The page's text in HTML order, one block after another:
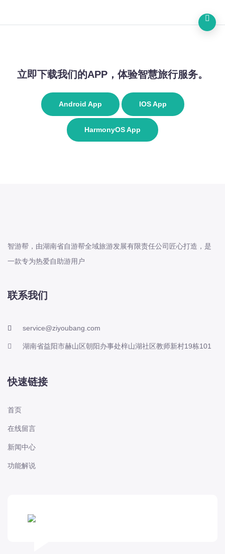
立即下载我们的APP，体验智慧旅行服务。
Android App IOS App
HarmonyOS App
智游帮，由湖南省自游帮全域旅游发展有限责任公司匠心打造，是
一款专为热爱自助游用户
联系我们
service@ziyoubang.com
湖南省益阳市赫山区朝阳办事处梓山湖社区教师新村19栋101
快速链接
首页
在线留言
新闻中心
功能解说